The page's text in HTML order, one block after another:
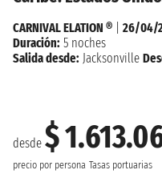
desde $
precio por persona Tasas portuarias
CARNIVAL ELATION ®
26/04/
Duración: 5 noches
Salida desde: Jacksonville